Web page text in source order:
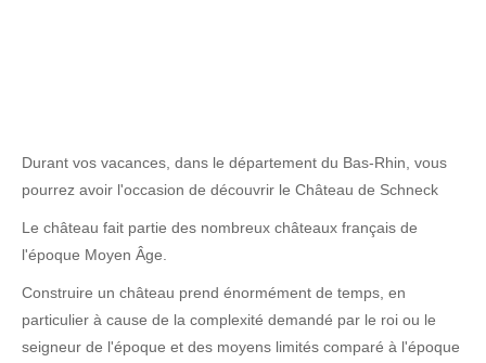
Durant vos vacances, dans le département du Bas-Rhin, vous
pourrez avoir l'occasion de découvrir le Château de Schneck
Le château fait partie des nombreux châteaux français de
l'époque Moyen Âge.
Construire un château prend énormément de temps, en
particulier à cause de la complexité demandé par le roi ou le
seigneur de l'époque et des moyens limités comparé à l'époque